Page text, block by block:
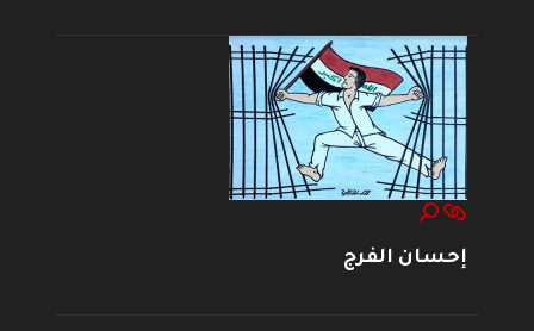
إحسان الفرج